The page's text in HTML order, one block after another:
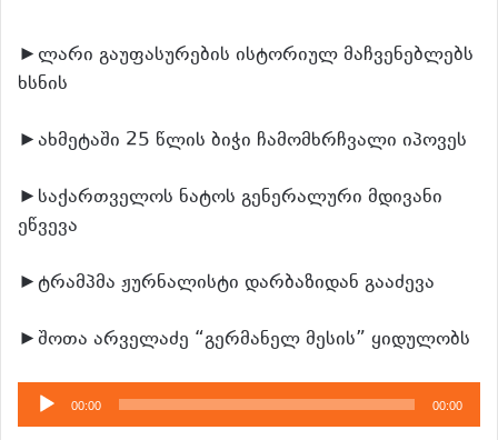
►ლარი გაუფასურების ისტორიულ მაჩვენებლებს
ხსნის
►ახმეტაში 25 წლის ბიჭი ჩამომხრჩვალი იპოვეს
►საქართველოს ნატოს გენერალური მდივანი
ეწვევა
►ტრამპმა ჟურნალისტი დარბაზიდან გააძევა
►შოთა არველაძე “გერმანელ მესის” ყიდულობს
აუდიო
დამკვრელი
00:00 00:00